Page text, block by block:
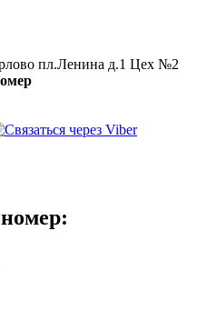
пл.Ленина д.1 Цех №2